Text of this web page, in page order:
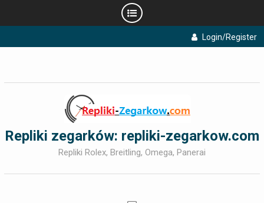
to
Login/Register
Repliki zegarków: repliki-zegarkow.com
Repliki Rolex, Breitling, Omega, Panerai